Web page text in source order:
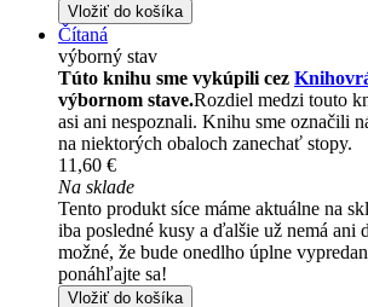
Vložiť do košíka
Čítaná
výborný stav
Túto knihu sme vykúpili cez
výbornom stave.Rozdiel medzi touto
asi ani nespoznali. Knihu sme označili
na niektorých obaloch zanechať stopy.
11,60 €
Na sklade
Tento produkt síce máme aktuálne na
iba posledné kusy a ďalšie už nemá ani
možné, že bude onedlho úplne
ponáhľajte sa!
Vložiť do košíka